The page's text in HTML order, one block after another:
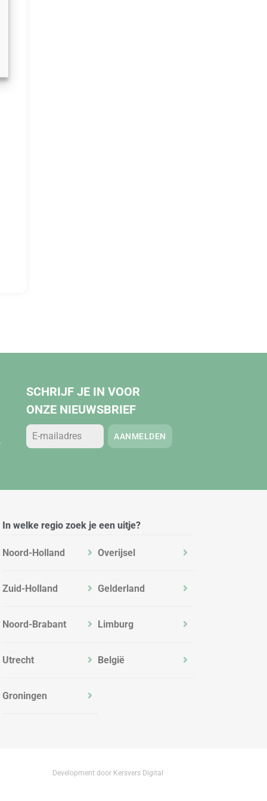
SCHRIJF JE IN VOOR
ONZE NIEUWSBRIEF
AANMELDEN
In welke regio zoek je een uitje?
Noord-Holland
Zuid-Holland
Noord-Brabant
Utrecht
Groningen
Overijsel
Gelderland
Limburg
België
Development door Kersvers Digital